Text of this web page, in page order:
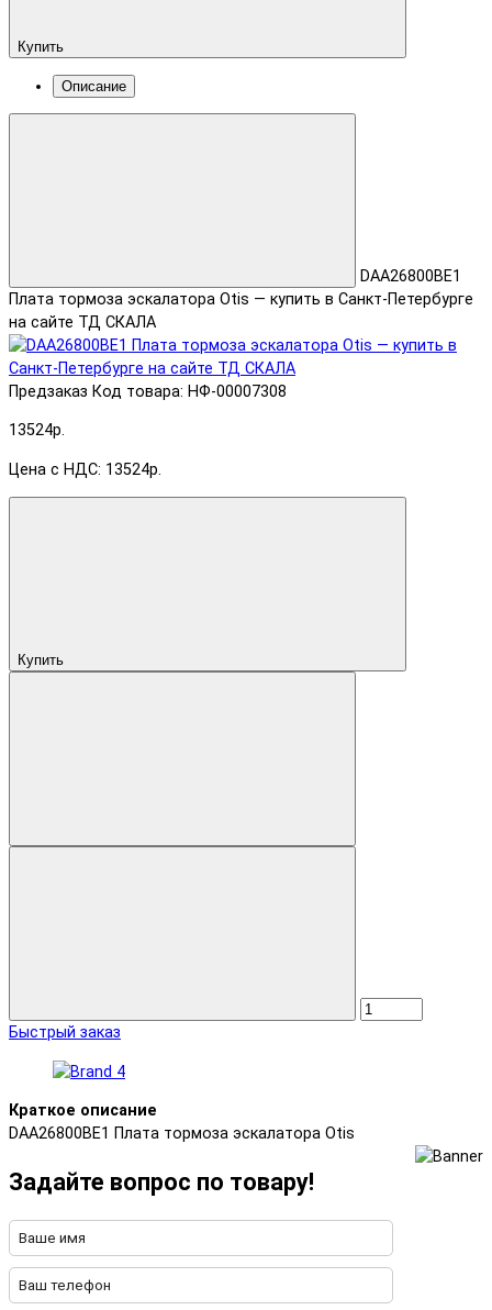
Купить
Описание
DAA26800BE1
Плата тормоза эскалатора Otis — купить в Санкт-Петербурге
на сайте ТД СКАЛА
Предзаказ Код товара: НФ-00007308
13524р.
Цена с НДС: 13524р.
Купить
Быстрый заказ
Краткое описание
DAA26800BE1 Плата тормоза эскалатора Otis
Задайте вопрос по товару!